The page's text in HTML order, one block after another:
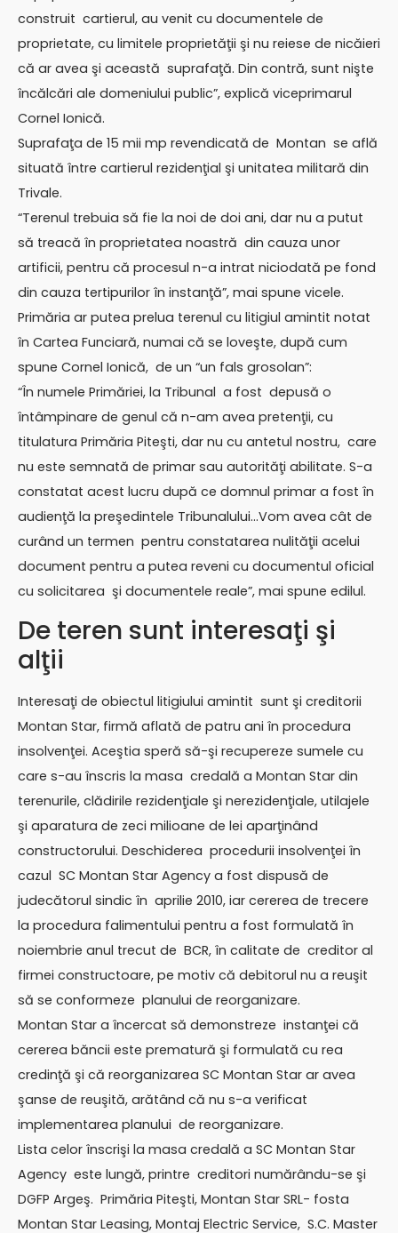
construit cartierul, au venit cu documentele de
proprietate, cu limitele proprietăţii şi nu reiese de nicăieri
că ar avea şi această suprafaţă. Din contră, sunt nişte
încălcări ale domeniului public”, explică viceprimarul
Cornel Ionică.
Suprafaţa de 15 mii mp revendicată de Montan se află
situată între cartierul rezidenţial şi unitatea militară din
Trivale.
“Terenul trebuia să fie la noi de doi ani, dar nu a putut
să treacă în proprietatea noastră din cauza unor
artificii, pentru că procesul n-a intrat niciodată pe fond
din cauza tertipurilor în instanţă”, mai spune vicele.
Primăria ar putea prelua terenul cu litigiul amintit notat
în Cartea Funciară, numai că se loveşte, după cum
spune Cornel Ionică, de un “un fals grosolan”:
“În numele Primăriei, la Tribunal a fost depusă o
întâmpinare de genul că n-am avea pretenţii, cu
titulatura Primăria Piteşti, dar nu cu antetul nostru, care
nu este semnată de primar sau autorităţi abilitate. S-a
constatat acest lucru după ce domnul primar a fost în
audienţă la preşedintele Tribunalului…Vom avea cât de
curând un termen pentru constatarea nulităţii acelui
document pentru a putea reveni cu documentul oficial
cu solicitarea şi documentele reale”, mai spune edilul.
De teren sunt interesaţi şi
alţii
Interesaţi de obiectul litigiului amintit sunt şi creditorii
Montan Star, firmă aflată de patru ani în procedura
insolvenţei. Aceştia speră să-şi recupereze sumele cu
care s-au înscris la masa credală a Montan Star din
terenurile, clădirile rezidenţiale şi nerezidenţiale, utilajele
şi aparatura de zeci milioane de lei aparţinând
constructorului. Deschiderea procedurii insolvenţei în
cazul SC Montan Star Agency a fost dispusă de
judecătorul sindic în aprilie 2010, iar cererea de trecere
la procedura falimentului pentru a fost formulată în
noiembrie anul trecut de BCR, în calitate de creditor al
firmei constructoare, pe motiv că debitorul nu a reuşit
să se conformeze planului de reorganizare.
Montan Star a încercat să demonstreze instanţei că
cererea băncii este prematură şi formulată cu rea
credinţă şi că reorganizarea SC Montan Star ar avea
şanse de reuşită, arătând că nu s-a verificat
implementarea planului de reorganizare.
Lista celor înscrişi la masa credală a SC Montan Star
Agency este lungă, printre creditori numărându-se şi
DGFP Argeş. Primăria Piteşti, Montan Star SRL- fosta
Montan Star Leasing, Montaj Electric Service, S.C. Master